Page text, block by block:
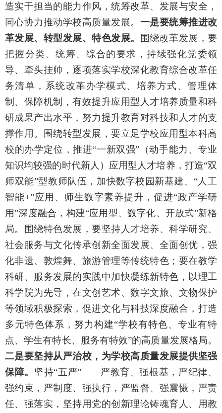
造实干担当的能力作风，统筹改革、发展与安全，
同心协力推动学校高质量发展。 一是要统筹推进改
革发展、转型发展、特色发展。
围绕改革发展，要
把握分类、统筹、综合的要求，持续强化党委领
导、牵头挂帅，逐项落实学校深化教育综合改革任
务清单，系统改革办学模式、培养方式、管理体
制、保障机制，有效提升应用型人才培养质量和科
研成果产出水平，努力提升教育对科技和人才的支
撑作用。围绕转型发展，要立足学校应用型本科高
校的办学定位，推进“一新双强”（动手能力、专业
知识均较强的时代新人）应用型人才培养，打造“双
师双能”型教师队伍，加快数字校园新基建、“人工
智能+”应用、师生数字素养提升，促进“政产学研
用”深度融合，构建“应用型、数字化、开放式”新格
局。围绕特色发展，要坚持人才培养、科学研究、
社会服务与文化传承创新全面发展、全面创优，强
化非遗、敦煌舞、旅游管理等传统特色；要在教学
科研、服务发展的实践中加快凝练新特色，以理工
科学院为先导，在文创艺术、数字文旅、文物保护
等领域积极探索，促进文化与科技深度融合，打造
多元特色体系，努力构建“学校有特色、专业有特
点、学生有特长、服务有特效”的高质量发展格局。
二是要坚持从严治校，为学校高质量发展提供坚强
保障。 坚持“五严”——严教育、强根基，严纪律、
强约束，严制度、强执行，严监督、强震慑，严责
任、强落实，坚持用党的创新理论铸魂育人、用教